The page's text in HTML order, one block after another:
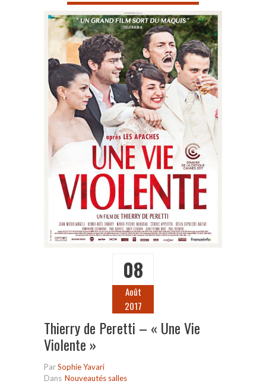
08
Août
2017
Thierry de Peretti – « Une Vie
Violente »
ParSophie Yavari
Dans Nouveautés salles